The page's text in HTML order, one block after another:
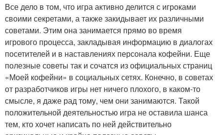
Все дело в том, что игра активно делится с игроками
своими секретами, а также закидывает их различными
советами. Этим она занимается прямо во время
игрового процесса, закладывая информацию в диалогах
посетителей и в наставлениях персонала кофейни. Еще
полезные советы так и сочатся из официальных страниц
«Моей кофейни» в социальных сетях. Конечно, в советах
от разработчиков игры нет ничего плохого, в каком-то
смысле, я даже рад тому, чем они занимаются. Такой
положительной деятельностью игра не оставила шанса
тем, кто хочет написать по ней действительно